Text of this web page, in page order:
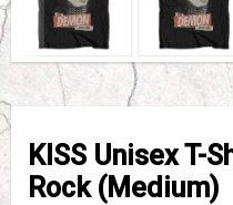
KISS Unisex T-
Rock (Medium)